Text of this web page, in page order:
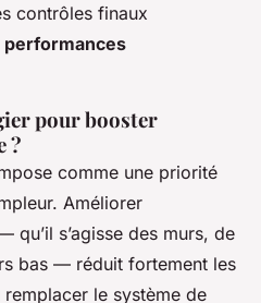
contrôles finaux
performances
pour booster
?
comme une priorité
Améliorer
qu’il s’agisse des murs, de
bas — réduit fortement les
le système de